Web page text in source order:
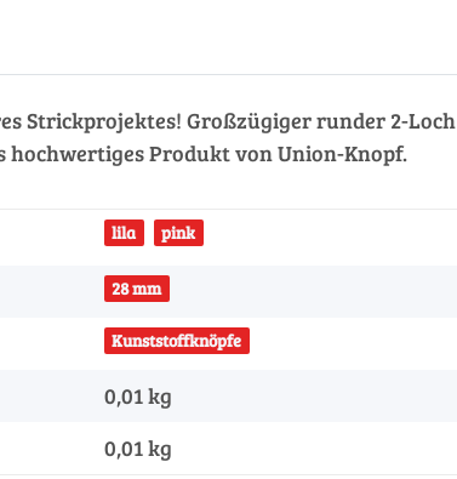
Strickprojektes! Großzügiger runder 2-
hochwertiges Produkt von Union-Knopf.
lila pink
28 mm
Kunststoffknöpfe
0,01 kg
0,01kg